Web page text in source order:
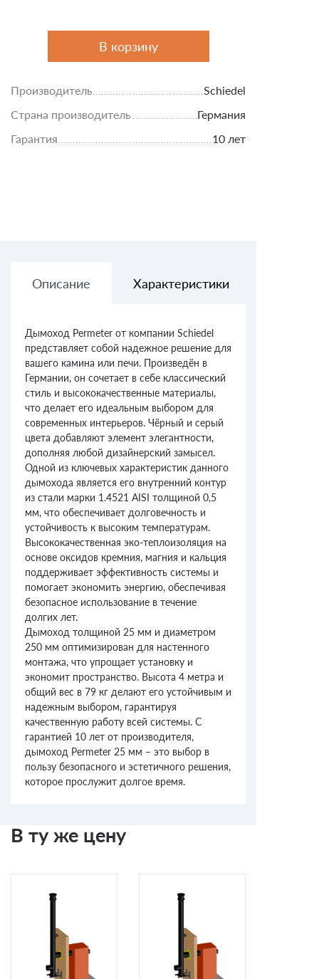
В корзину
Производитель
Schiedel
Страна производитель
Германия
Гарантия
10 лет
Описание Характеристики
Дымоход Permeter от компании Schiedel
представляет собой надежное решение для
вашего камина или печи. Произведён в
Германии, он сочетает в себе классический
стиль и высококачественные материалы,
что делает его идеальным выбором для
современных интерьеров. Чёрный и серый
цвета добавляют элемент элегантности,
дополняя любой дизайнерский замысел.
Одной из ключевых характеристик данного
дымохода является его внутренний контур
из стали марки 1.4521 AISI толщиной 0,5
мм, что обеспечивает долговечность и
устойчивость к высоким температурам.
Высококачественная эко-теплоизоляция на
основе оксидов кремния, магния и кальция
поддерживает эффективность системы и
помогает экономить энергию, обеспечивая
безопасное использование в течение
долгих лет.
Дымоход толщиной 25 мм и диаметром
250 мм оптимизирован для настенного
монтажа, что упрощает установку и
экономит пространство. Высота 4 метра и
общий вес в 79 кг делают его устойчивым и
надежным выбором, гарантируя
качественную работу всей системы. С
гарантией 10 лет от производителя,
дымоход Permeter 25 мм – это выбор в
пользу безопасного и эстетичного решения,
которое прослужит долгое время.
В ту же цену